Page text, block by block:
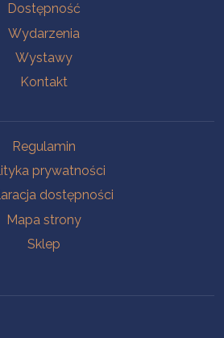
Dostępność
Wydarzenia
Wystawy
Kontakt
Regulamin
prywatności
dostępności
Mapa strony
Sklep